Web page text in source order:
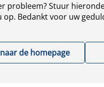
probleem? Stuur
op. Bedankt voor uw
de homepage